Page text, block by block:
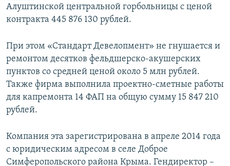
Алуштинской центральной горбольницы с ценой
контракта 445 876 130 рублей.
При этом «Стандарт Девелопмент» не гнушается и
ремонтом десятков фельдшерско-акушерских
пунктов со средней ценой около 5 млн рублей.
Также фирма выполнила проектно-сметные работы
для капремонта 14 ФАП на общую сумму 15 847 210
рублей.
Компания эта зарегистрирована в апреле 2014 года
с юридическим адресом в селе Доброе
Симферопольского района Крыма. Гендиректор –